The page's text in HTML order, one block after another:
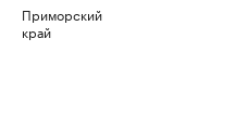
Приморский
край